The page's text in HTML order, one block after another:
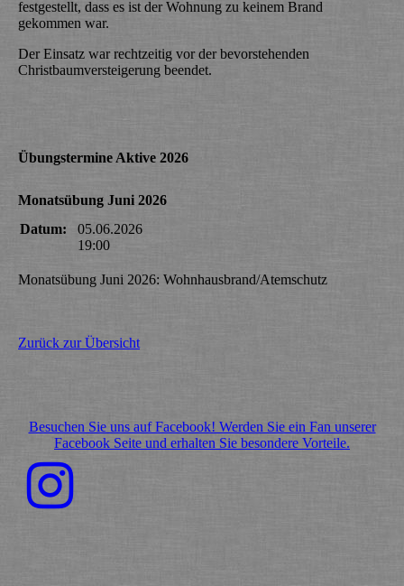
festgestellt, dass es ist der Wohnung zu keinem Brand
gekommen war.
Der Einsatz war rechtzeitig vor der bevorstehenden
Christbaumversteigerung beendet.
Übungstermine Aktive 2026
Monatsübung Juni 2026
Datum:
05.06.2026
19:00
Monatsübung Juni 2026: Wohnhausbrand/Atemschutz
Zurück zur Übersicht
Besuchen Sie uns auf Facebook! Werden Sie ein Fan unserer
Facebook Seite und erhalten Sie besondere Vorteile.